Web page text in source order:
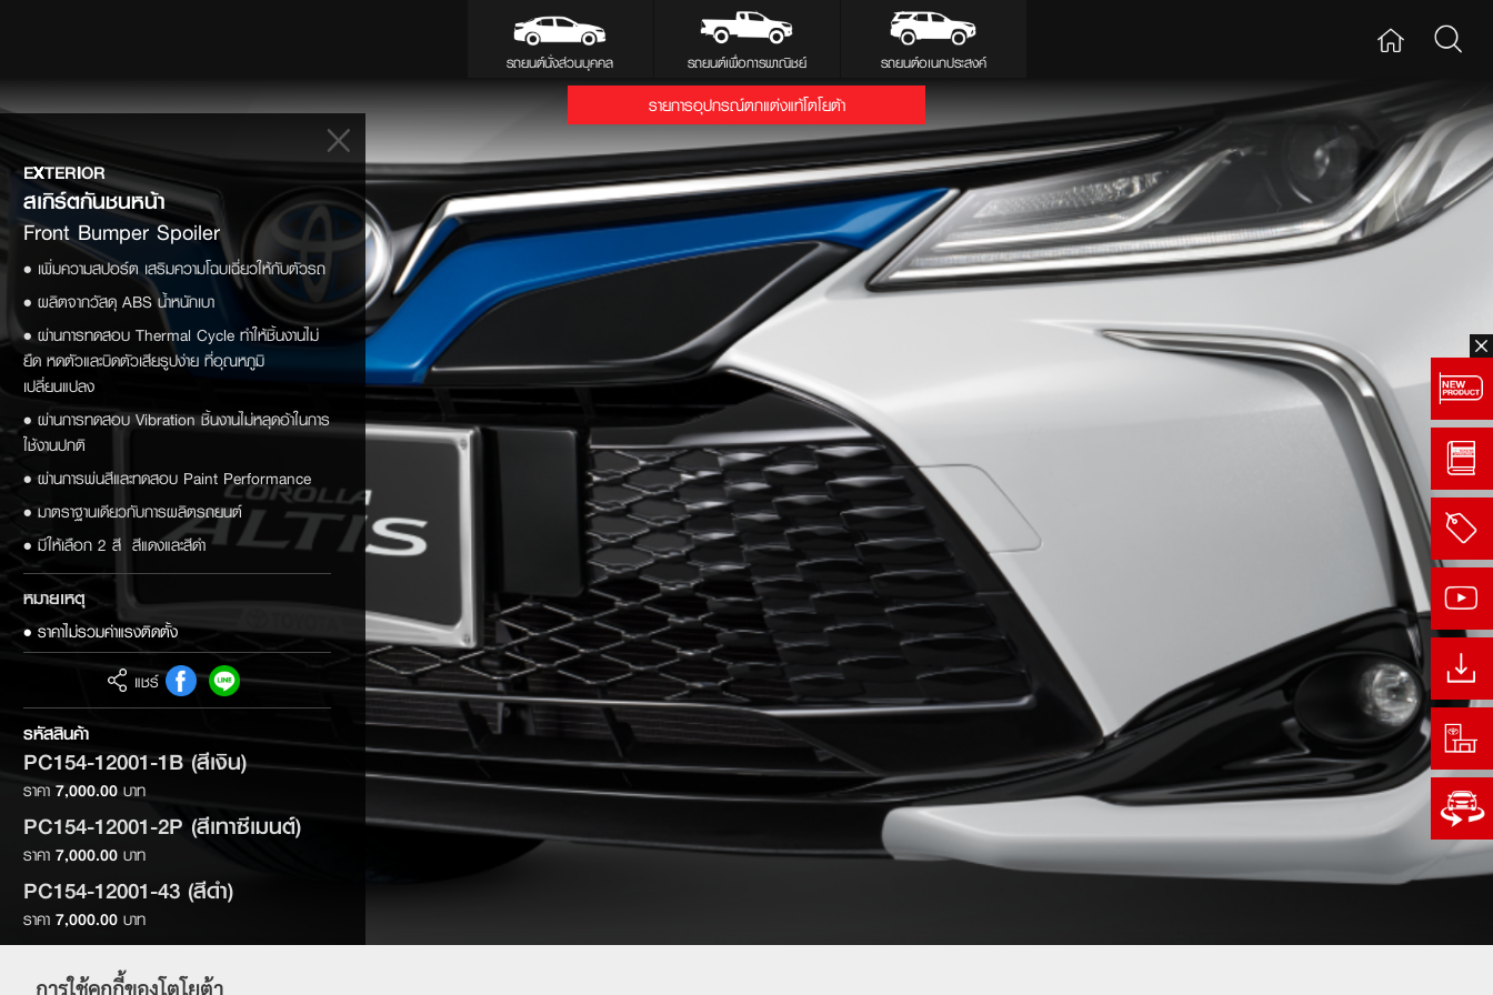
รถยนต์นั่งส่วนบุคคล รถยนต์เพื่อการพาณิชย์ รถยนต์อเนกประสงค์
รายการอุปกรณ์ตกแต่งแท้โตโยต้า
EXTERIOR
สเกิร์ตกันชนหน้า
Front Bumper Spoiler
• เพิ่มความสปอร์ต เสริมความโฉบเฉี่ยวให้กับตัวรถ
• ผลิตจากวัสดุ ABS น้ำหนักเบา
• ผ่านการทดสอบ Thermal Cycle ทำให้ชิ้นงานไม่
ยืด หดตัวและบิดตัวเสียรูปง่าย ที่อุณหภูมิ
เปลี่ยนแปลง
• ผ่านการทดสอบ Vibration ชิ้นงานไม่หลุดอ้าในการ
ใช้งานปกติ
• ผ่านการพ่นสีและทดสอบ Paint Performance
• มาตราฐานเดียวกับการผลิตรถยนต์
• มีให้เลือก 2 สี สีแดงและสีดำ
หมายเหตุ
• ราคาไม่รวมค่าแรงติดตั้ง
แชร์
รหัสสินค้า
PC154-12001-1B (สีเงิน)
ราคา 7,000.00 บาท
PC154-12001-2P (สีเทาซีเมนต์)
ราคา 7,000.00 บาท
PC154-12001-43 (สีดำ)
ราคา 7,000.00 บาท
PC154-12001-2M (สีขาวมุก)
ราคา7,000.00บาท
การใช้คุกกี้ของโตโยต้า